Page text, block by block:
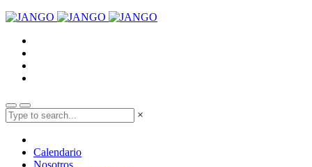
×
Calendario
Nosotros